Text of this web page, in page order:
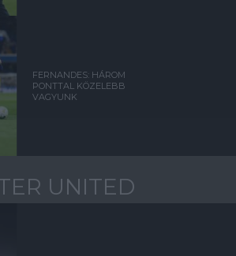
FERNANDES: HÁROM
PONTTAL KÖZELEBB
VAGYUNK
UNITED